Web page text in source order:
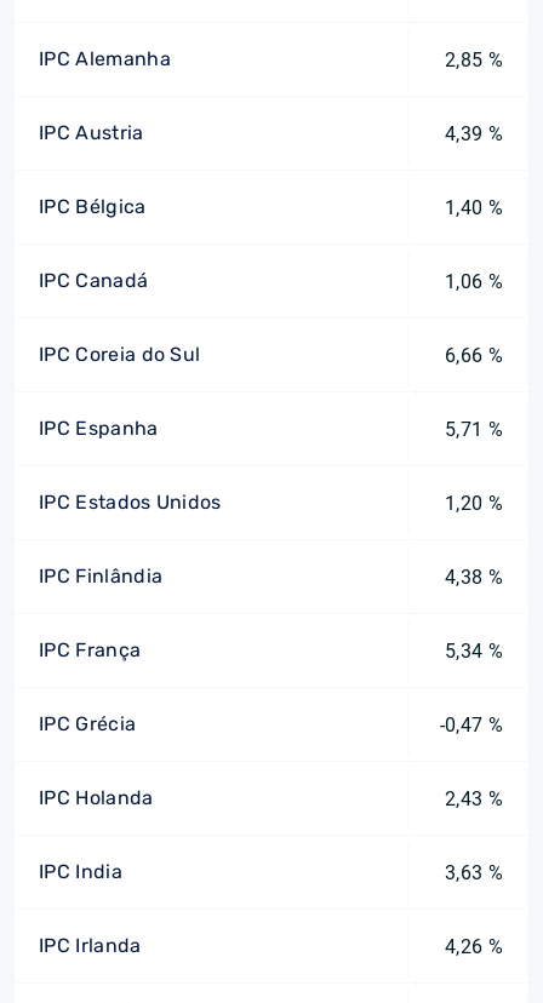
IPC Alemanha 2,85 %
IPC Austria 4,39 %
IPC Bélgica 1,40 %
IPC Canadá 1,06 %
IPC Coreia do Sul 6,66 %
IPC Espanha 5,71 %
IPC Estados Unidos 1,20 %
IPC Finlândia 4,38 %
IPC França 5,34 %
IPC Grécia -0,47 %
IPC Holanda 2,43 %
IPC India 3,63 %
IPC Irlanda 4,26 %